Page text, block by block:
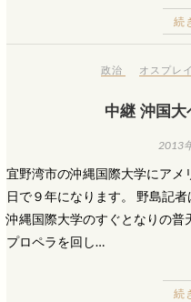
続
政治 オスプレイ
中継 沖国
2013
宜野湾市の沖縄国際大学にア
日で９年になります。 野島記
沖縄国際大学のすぐとなりの
プロペラを回し…
続